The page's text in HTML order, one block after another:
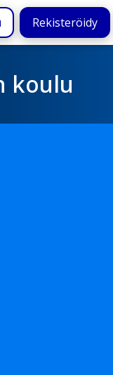
Rekisteröidy
koulu